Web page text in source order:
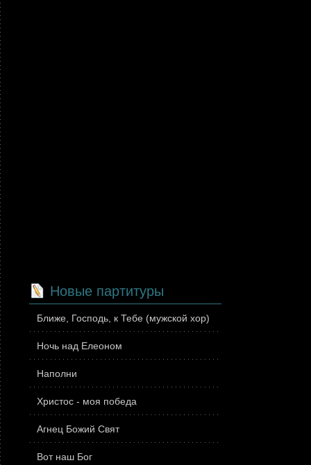
Новые партитуры
Ближе, Господь, к Тебе (мужской хор)
Ночь над Елеоном
Наполни
Христос - моя победа
Агнец Божий Свят
Вот наш Бог